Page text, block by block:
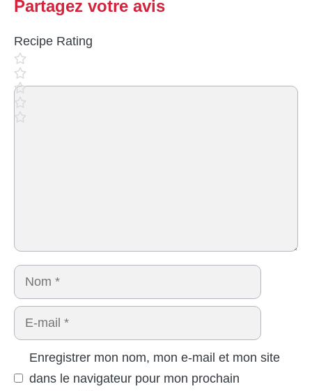
Partagez votre avis
Recipe Rating
Commentaire
Nom
E-
mail
Enregistrer mon nom, mon e-mail et mon site
dans le navigateur pour mon prochain